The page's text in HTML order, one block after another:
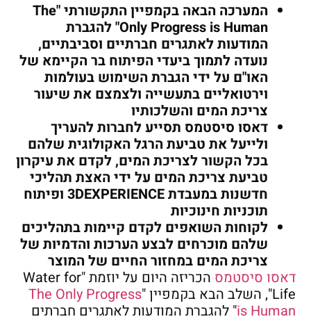
המערכה הבאה בקמפיין התקשורתי "The
Only Progress is Human" להגברת
המודעות לאתגרים חברתיים וסביבתיים,
נועדה לתמוך ביעדי הפיתוח בר הקיימא של
האו"ם על ידי הגברת השימוש בעולמות
וירטואליים בתעשייה ולצמצם את שיעור
צריכת המים והשלכותיו
דאסו סיסטמס תסייע לחברות להעריך
ולייעל את טביעת הרגל האקולוגית שלהם
בכל הקשור לצריכת המים, לקדם את עיקרון
טביעת צריכת המים על ידי האצת תהליכי
חדשנות במעבדת
3DEXPERIENCE ופיתוח
תוכניות חינוכיות
לקוחות השואפים לקדם קיימות בתהליכים
שלהם מוכרחים לבצע הערכות והדמיות של
צריכת המים במחזור החיים של המוצר
דאסו סיסטמס
הכריזה היום על יוזמת "Water for
Life", השלב הבא בקמפיין "
The Only Progress
is Human" להגברת המודעות לאתגרים חברתים